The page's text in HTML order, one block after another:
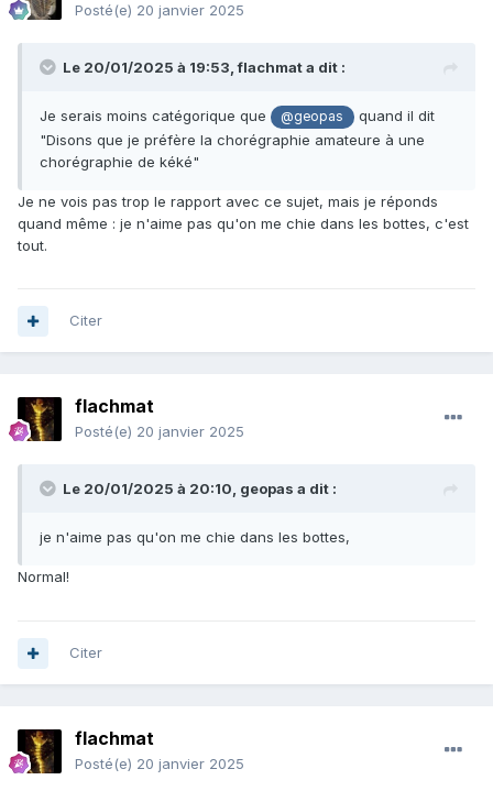
Posté(e) 20 janvier 2025
Le 20/01/2025 à 19:53,flachmata dit :
Je serais moins catégorique que @geopas
quand il dit
"Disons que je préfère la chorégraphie amateure à une
chorégraphie de kéké"
Je ne vois pas trop le rapport avec ce sujet, mais je réponds
quand même : je n'aime pas qu'on me chie dans les bottes, c'est
tout.
Citer
flachmat
Posté(e) 20 janvier 2025
Le 20/01/2025 à 20:10, geopas a dit :
je n'aime pas qu'on me chie dans les bottes,
Normal!
Citer
flachmat
Posté(e) 20 janvier 2025